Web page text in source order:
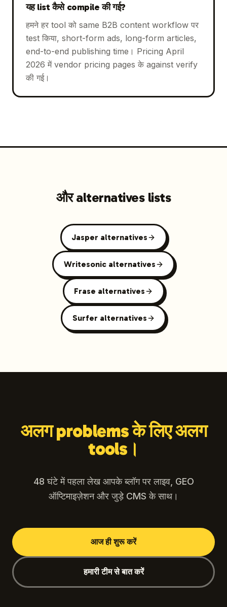
यह list कैसे compile की गई?
हमने हर tool को same B2B content workflow पर
test किया, short-form ads, long-form articles,
end-to-end publishing time। Pricing April
2026 में vendor pricing pages के against verify
की गई।
और alternatives lists
Jasper alternatives
Writesonic alternatives
Frase alternatives
Surfer alternatives
अलग problems के लिए अलग
tools।
48 घंटे में पहला लेख आपके ब्लॉग पर लाइव, GEO
ऑप्टिमाइज़ेशन और जुड़े CMS के साथ।
आज ही शुरू करें
हमारी टीम से बात करें